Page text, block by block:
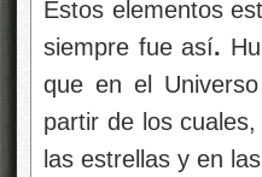
Estos elementos
siempre fue así.
que en el
partir de los
las estrellas y en